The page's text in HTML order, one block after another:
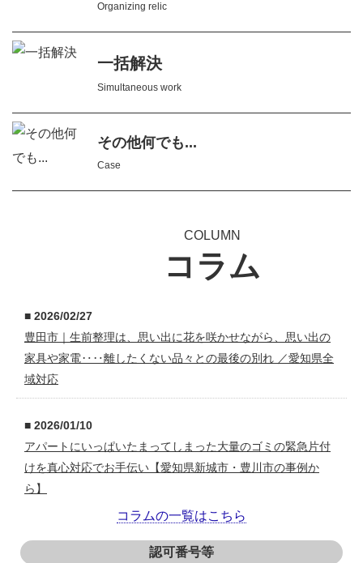
Organizing relic
一括解決
Simultaneous work
その他何でも...
Case
COLUMN
コラム
■ 2026/02/27
豊田市｜生前整理は、思い出に花を咲かせながら、思い出の
家具や家電‥‥離したくない品々との最後の別れ ／愛知県全
域対応
■ 2026/01/10
アパートにいっぱいたまってしまった大量のゴミの緊急片付
けを真心対応でお手伝い【愛知県新城市・豊川市の事例か
ら】
愛知県豊田市／森林や庭木の伐採の専門業者が『自慢のハス
コラムの一覧はこちら
認可番号等